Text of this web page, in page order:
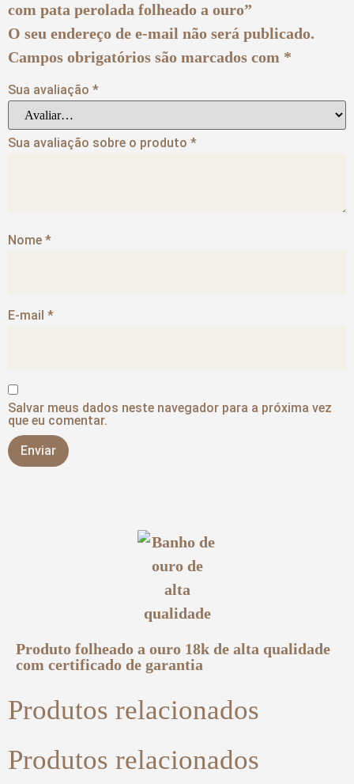
com pata perolada folheado a ouro”
O seu endereço de e-mail não será publicado.
Campos obrigatórios são marcados com *
Sua avaliação *
Sua avaliação sobre o produto *
Nome *
E-mail *
Salvar meus dados neste navegador para a próxima vez
que eu comentar.
Produto folheado a ouro 18k de alta qualidade
com certificado de garantia
Produtos relacionados
Produtos relacionados